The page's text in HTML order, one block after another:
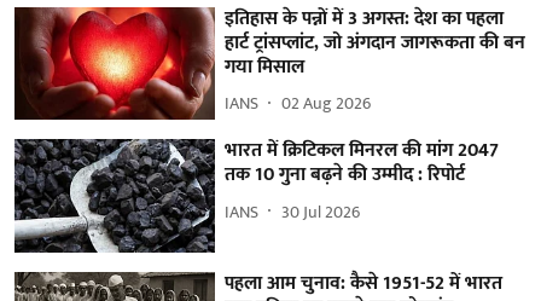
इतिहास के पन्नों में 3 अगस्त: देश का पहला
हार्ट ट्रांसप्लांट​, जो अंगदान जागरूकता की बन
गया मिसाल
IANS 02 Aug 2026
भारत में क्रिटिकल मिनरल की मांग 2047
तक 10 गुना बढ़ने की उम्मीद : रिपोर्ट
IANS 30 Jul 2026
पहला आम चुनाव: कैसे 1951-52 में भारत